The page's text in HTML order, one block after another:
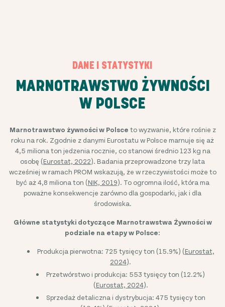
DANE I STATYSTYKI
MARNOTRAWSTWO ŻYWNOŚCI
W POLSCE
Marnotrawstwo żywności w Polsce to wyzwanie, które rośnie z
roku na rok. Zgodnie z danymi Eurostatu w Polsce marnuje się aż
4,5 miliona ton jedzenia rocznie, co stanowi średnio 123 kg na
osobę (Eurostat, 2022). Badania przeprowadzone trzy lata
wcześniej w ramach PROM wskazują, że w rzeczywistości może to
być aż 4,8 miliona ton (NIK, 2019). To ogromna ilość, która ma
poważne konsekwencje zarówno dla gospodarki, jak i dla
środowiska.
Główne statystyki dotyczące Marnotrawstwa Żywności w
podziale na etapy w Polsce:
Produkcja pierwotna: 725 tysięcy ton (15.9%) (Eurostat,
2024).
Przetwórstwo i produkcja: 553 tysięcy ton (12.2%)
(Eurostat, 2024).
Sprzedaż detaliczna i dystrybucja: 475 tysięcy ton